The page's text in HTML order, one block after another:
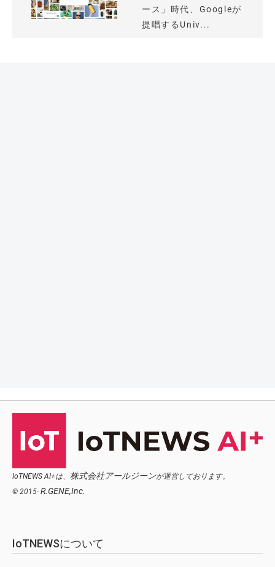
ース」時代、Googleが
提唱するUniv...
IoTNEWS AI+は、 株式会社アールジーンが運営しております。
© 2015- R.GENE,Inc.
IoTNEWSについて